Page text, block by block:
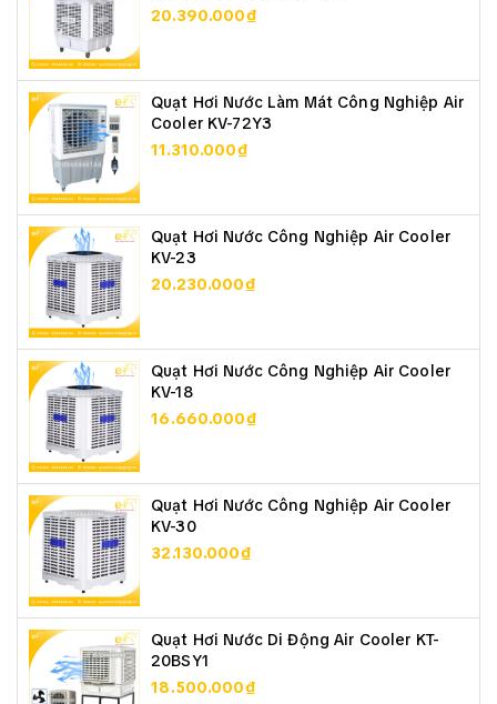
► VIDEO TEST SẢN PHẨM
20.390.000₫
Quạt Hơi Nước Làm Mát Công Nghiệp Air
Cooler KV-72Y3
11.310.000₫
Quạt Hơi Nước Công Nghiệp Air Cooler
KV-23
20.230.000₫
Quạt Hơi Nước Công Nghiệp Air Cooler
KV-18
16.660.000₫
Quạt Hơi Nước Công Nghiệp Air Cooler
KV-30
32.130.000₫
Quạt Hơi Nước Di Động Air Cooler KT-
20BSY1
18.500.000₫